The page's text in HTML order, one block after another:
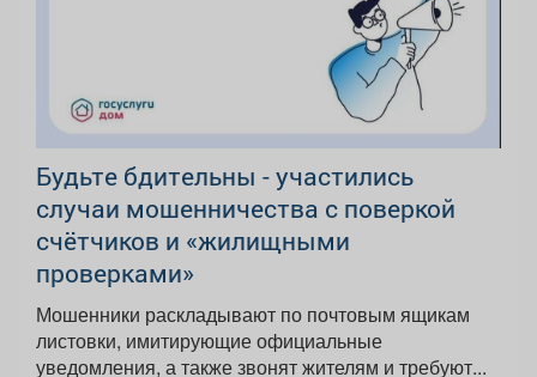
Будьте бдительны - участились
случаи мошенничества с поверкой
счётчиков и «жилищными
проверками»
Мошенники раскладывают по почтовым ящикам
листовки, имитирующие официальные
уведомления, а также звонят жителям и требуют...